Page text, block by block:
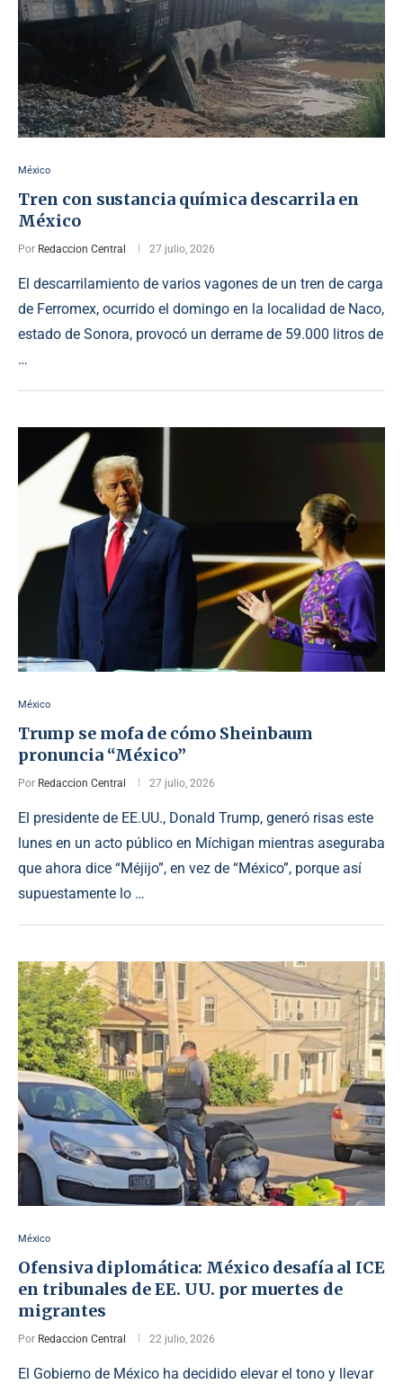
México
Tren con sustancia química descarrila en
México
Por Redaccion Central 27 julio, 2026
El descarrilamiento de varios vagones de un tren de carga
de Ferromex, ocurrido el domingo en la localidad de Naco,
estado de Sonora, provocó un derrame de 59.000 litros de
…
México
Trump se mofa de cómo Sheinbaum
pronuncia “México”
Por Redaccion Central 27 julio, 2026
El presidente de EE.UU., Donald Trump, generó risas este
lunes en un acto público en Míchigan mientras aseguraba
que ahora dice “Méjijo”, en vez de “México”, porque así
supuestamente lo …
México
Ofensiva diplomática: México desafía al ICE
en tribunales de EE. UU. por muertes de
migrantes
Por Redaccion Central 22 julio, 2026
El Gobierno de México ha decidido elevar el tono y llevar